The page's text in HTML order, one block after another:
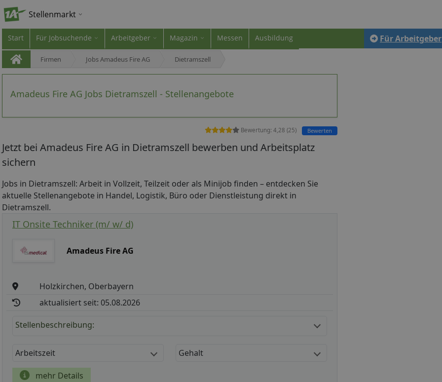
Stellenmarkt
Start Für Jobsuchende Arbeitgeber Magazin Messen Ausbildung Für Arbeitgeber
Firmen Jobs Amadeus Fire AG Dietramszell
Amadeus Fire AG Jobs Dietramszell - Stellenangebote
Bewertung: 4,28 (25) Bewerten
Jetzt bei Amadeus Fire AG in Dietramszell bewerben und Arbeitsplatz
sichern
Jobs in Dietramszell: Arbeit in Vollzeit, Teilzeit oder als Minijob finden – entdecken Sie
aktuelle Stellenangebote in Handel, Logistik, Büro oder Dienstleistung direkt in
Dietramszell.
IT Onsite Techniker (m/ w/ d)
Amadeus Fire AG
Holzkirchen, Oberbayern
aktualisiert seit: 05.08.2026
Stellenbeschreibung:
Arbeitszeit Gehalt
mehr Details